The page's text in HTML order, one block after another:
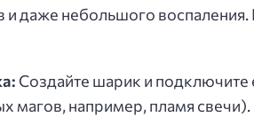
и даже небольшого
Создайте шарик и подключите
магов, например, пламя свечи).